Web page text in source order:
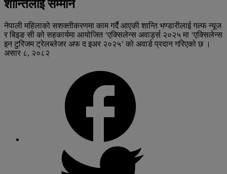
शान्तिलाई सम्मान
नेपाली महिलाको सशक्तीकरणमा काम गर्दै आएकी शान्ति भण्डारीलाई गल्फ न्यूज
र बिइङ सी को सहकार्यमा आयोजित ‘एक्सिलेन्स अवार्ड्स २०२५ मा ‘एक्सिलेन्स
इन टुरिजम ट्रेलब्लेजर अफ द इअर २०२५’ को अवार्ड प्रदान गरिएको छ ।
असार ८, २०८२